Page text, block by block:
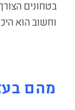
בטחונים
וחשוב הוא
מהם